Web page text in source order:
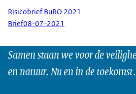
Risicobrief BuRO 2021
Brief08-07-2021
Samen staan we voor de
en natuur. Nu en in de toekomst.